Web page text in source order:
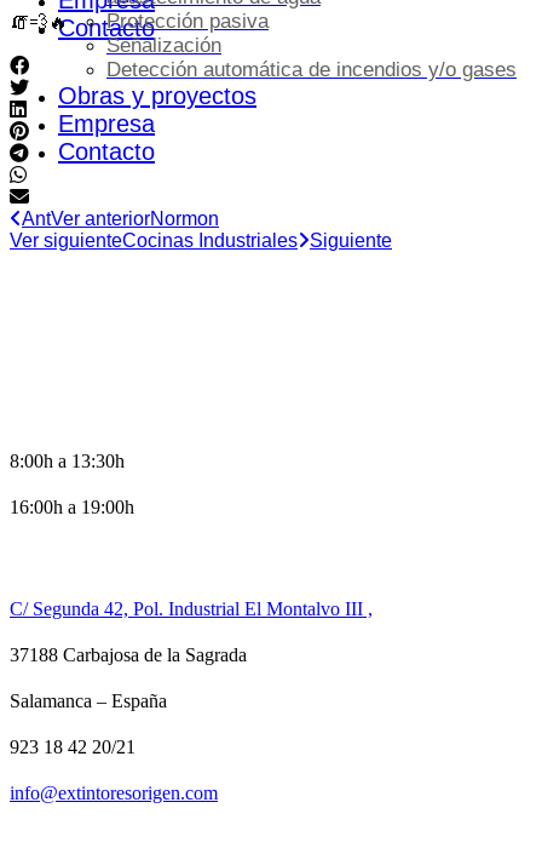
ContactoProtección pasiva
Señalización
Detección automática de incendios y/o gases
Obras y proyectos
Empresa
Contacto
🧯💨🔥
AntVer anteriorNormon
Ver siguienteCocinas Industriales Siguiente
8:00h a 13:30h
16:00h a 19:00h
C/ Segunda 42, Pol. Industrial El Montalvo III ,
37188 Carbajosa de la Sagrada
Salamanca – España
923 18 42 20/21
info@extintoresorigen.com